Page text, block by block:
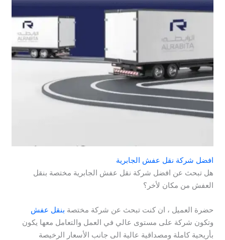
افضل شركة نقل عفش الجابرية
هل تبحث عن افضل شركة نقل عفش الجابرية مختصة بنقل
العفش من مكان لأخر؟
حضرة العميل ، ان كنت تبحث عن شركة مختصة بنقل عفش
وتكون شركة على مستوى عالي في العمل والتعامل معها يكون
بأريحية كاملة ومصداقية عالية الى جانب الأسعار الرخيصة